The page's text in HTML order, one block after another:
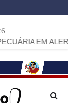
ALERTA: